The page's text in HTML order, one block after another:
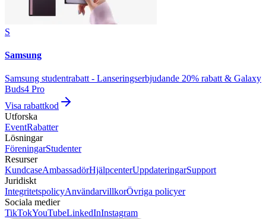
S
Samsung
Samsung studentrabatt - Lanseringserbjudande 20% rabatt & Galaxy
Buds4 Pro
Visa rabattkod
Utforska
EventRabatter
Lösningar
FöreningarStudenter
Resurser
KundcaseAmbassadörHjälpcenterUppdateringarSupport
Juridiskt
IntegritetspolicyAnvändarvillkorÖvriga policyer
Sociala medier
TikTokYouTubeLinkedInInstagram